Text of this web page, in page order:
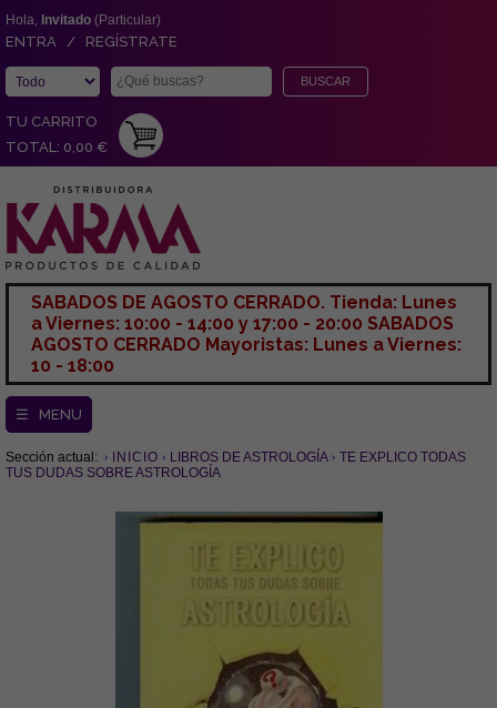
Hola, Invitado (Particular)
ENTRA / REGÍSTRATE
TU CARRITO
TOTAL: 0,00 €
SABADOS DE AGOSTO CERRADO. Tienda: Lunes
a Viernes: 10:00 - 14:00 y 17:00 - 20:00 SABADOS
AGOSTO CERRADO Mayoristas: Lunes a Viernes:
10 - 18:00
☰ MENU
Sección actual: INICIO LIBROS DE ASTROLOGÍA
TE EXPLICO TODAS
TUS DUDAS SOBRE ASTROLOGÍA